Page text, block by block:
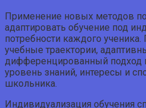
Применение новых методов
адаптировать обучение под
потребности каждого
учебные траектории,
дифференцированный подход
уровень знаний, интересы и
школьника.
Индивидуализация обучения